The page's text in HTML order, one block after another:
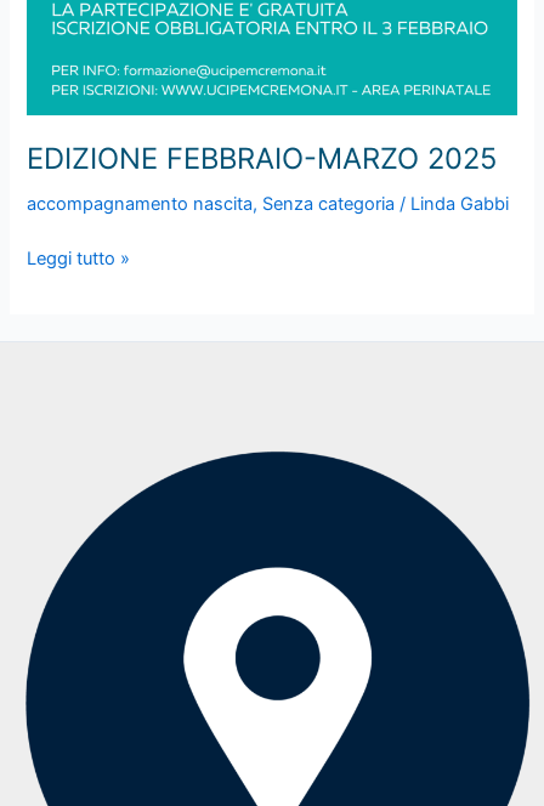
EDIZIONE FEBBRAIO-MARZO 2025
accompagnamento nascita, Senza categoria / Linda Gabbi
EDIZIONE
Leggi tutto »